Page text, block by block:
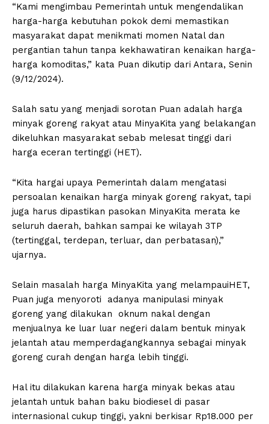
“Kami mengimbau Pemerintah untuk mengendalikan
harga-harga kebutuhan pokok demi memastikan
masyarakat dapat menikmati momen Natal dan
pergantian tahun tanpa kekhawatiran kenaikan harga-
harga komoditas,” kata Puan dikutip dari Antara, Senin
(9/12/2024).
Salah satu yang menjadi sorotan Puan adalah harga
minyak goreng rakyat atau MinyaKita yang belakangan
dikeluhkan masyarakat sebab melesat tinggi dari
harga eceran tertinggi (HET).
“Kita hargai upaya Pemerintah dalam mengatasi
persoalan kenaikan harga minyak goreng rakyat, tapi
juga harus dipastikan pasokan MinyaKita merata ke
seluruh daerah, bahkan sampai ke wilayah 3TP
(tertinggal, terdepan, terluar, dan perbatasan),”
ujarnya.
Selain masalah harga MinyaKita yang melampauiHET,
Puan juga menyoroti adanya manipulasi minyak
goreng yang dilakukan oknum nakal dengan
menjualnya ke luar luar negeri dalam bentuk minyak
jelantah atau memperdagangkannya sebagai minyak
goreng curah dengan harga lebih tinggi.
Hal itu dilakukan karena harga minyak bekas atau
jelantah untuk bahan baku biodiesel di pasar
internasional cukup tinggi, yakni berkisar Rp18.000 per